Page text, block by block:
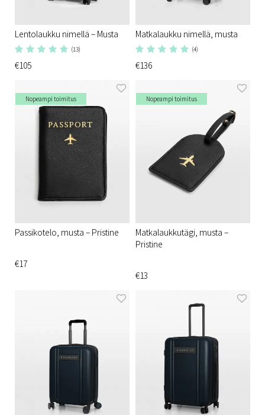
Lentolaukku nimellä – Musta
(13)
€105
Matkalaukku nimellä, musta
(4)
€136
Nopeampi toimitus
Passikotelo, musta – Pristine
€17
Nopeampi toimitus
Matkalaukkutägi, musta –
Pristine
€13